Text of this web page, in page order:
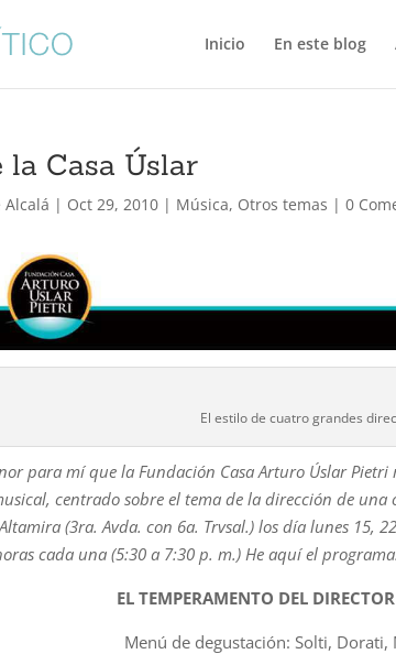
Inicio En este blog
la Casa Úslar
Alcalá | Oct 29, 2010 | Música, Otros temas |0
El estilo de cuatro grandes
para mí que la Fundación Casa Arturo Úslar
centrado sobre el tema de la dirección de
Altamira (3ra. Avda. con 6a. Trvsal.) los día lunes 15,
cada una (5:30 a 7:30 p. m.) He aquí el
EL TEMPERAMENTO DEL
Menú de degustación: Solti, Dorati,